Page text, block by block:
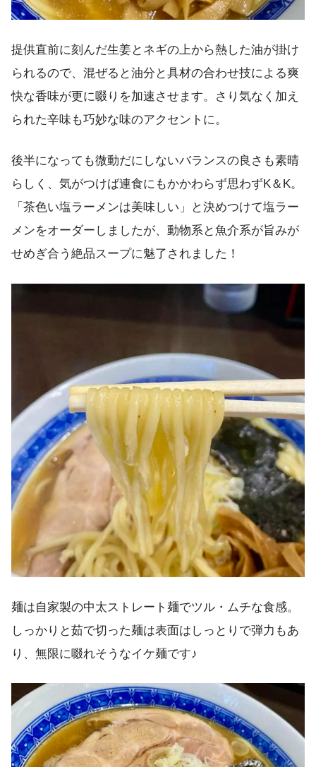
提供直前に刻んだ生姜とネギの上から熱した油が掛け
られるので、混ぜると油分と具材の合わせ技による爽
快な香味が更に啜りを加速させます。さり気なく加え
られた辛味も巧妙な味のアクセントに。
後半になっても微動だにしないバランスの良さも素晴
らしく、気がつけば連食にもかかわらず思わずK＆K。
「茶色い塩ラーメンは美味しい」と決めつけて塩ラー
メンをオーダーしましたが、動物系と魚介系が旨みが
せめぎ合う絶品スープに魅了されました！
麺は自家製の中太ストレート麺でツル・ムチな食感。
しっかりと茹で切った麺は表面はしっとりで弾力もあ
り、無限に啜れそうなイケ麺です♪